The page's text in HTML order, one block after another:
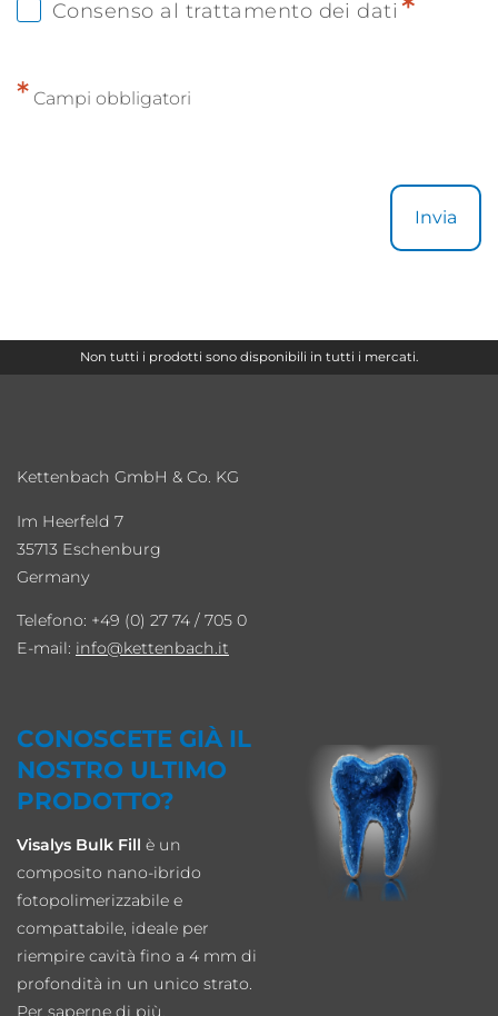
Consenso al trattamento dei dati *
* Campi obbligatori
Invia
Non tutti i prodotti sono disponibili in tutti i mercati.
Kettenbach GmbH & Co. KG
Im Heerfeld 7
35713 Eschenburg
Germany
Telefono: +49 (0) 27 74 / 705 0
E-mail: info kettenbach.it
CONOSCETE GIÀ IL
NOSTRO ULTIMO
PRODOTTO?
Visalys Bulk Fill è un
composito nano-ibrido
fotopolimerizzabile e
compattabile, ideale per
riempire cavità fino a 4 mm di
profondità in un unico strato.
Per saperne di più.